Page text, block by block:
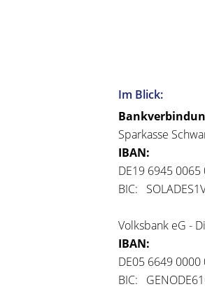
Im Blick:
Sparkasse
IBAN:
DE19 6945
BIC:
Volksbank eG -
IBAN:
DE05 6649 0000
BIC: